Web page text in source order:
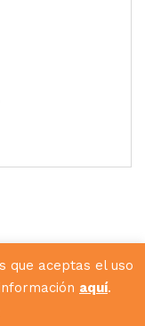
que aceptas el uso
aquí.